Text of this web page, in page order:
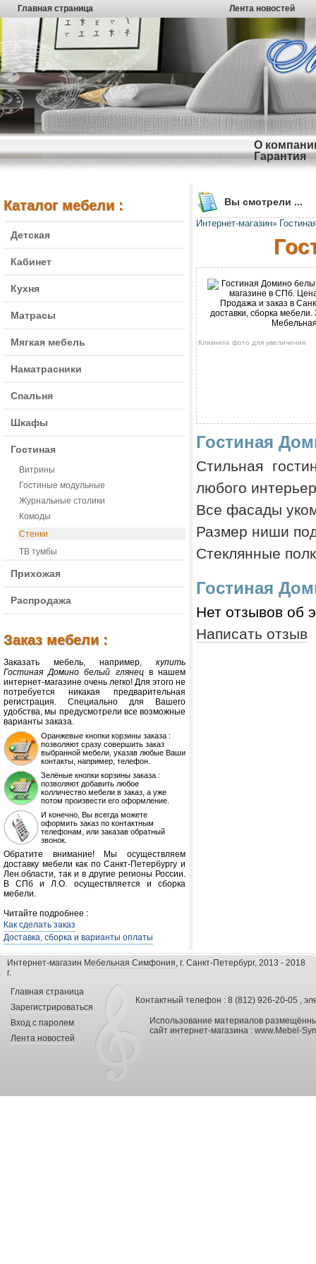
Главная страница Лента новостей
О
Гарантия
Каталог мебели :
Детская
Кабинет
Кухня
Матрасы
Мягкая мебель
Наматрасники
Спальня
Шкафы
Гостиная
Витрины
Гостиные модульные
Журнальные столики
Комоды
Стенки
ТВ тумбы
Прихожая
Распродажа
Заказ мебели :
Заказать мебель, например, купить
Гостиная Домино белый глянецв нашем
интернет-магазине очень легко! Для этого не
потребуется никакая предварительная
регистрация. Специально для Вашего
удобства, мы предусмотрели все возможные
варианты заказа.
Оранжевые кнопки корзины заказа :
позволяют сразу совершить заказ
выбранной мебели, указав любые Ваши
контакты, например, телефон.
Зелёные кнопки корзины заказа :
позволяют добавить любое
колличество мебели в заказ, а уже
потом произвести его оформление.
И конечно, Вы всегда можете
оформить заказ по контактным
телефонам, или заказав обратный
звонок.
Обратите внимание! Мы осуществляем
доставку мебели как по Санкт-Петербургу и
Лен.области, так и в другие регионы России.
В СПб и Л.О. осуществляется и сборка
мебели.
Читайте подробнее :
Как сделать заказ
Доставка, сборка и варианты оплаты
Вы смотрели ...
Интернет-магазин»
Кликните фото для увеличения
Гостиная
Стильная
любого
Все фасады
Размер ниши
Стеклянные
Гостиная
Нет отзывов об
Написать отзыв
Интернет-магазин Мебельная Симфония, г. Санкт-Петербург, 2013 - 2018
г.
Главная страница
Зарегистрироваться
Вход с паролем
Лента новостей
Контактный телефон : 8 (812) 926-20-05 ,
Использование материалов
сайт интернет-магазина : www.Mebel-